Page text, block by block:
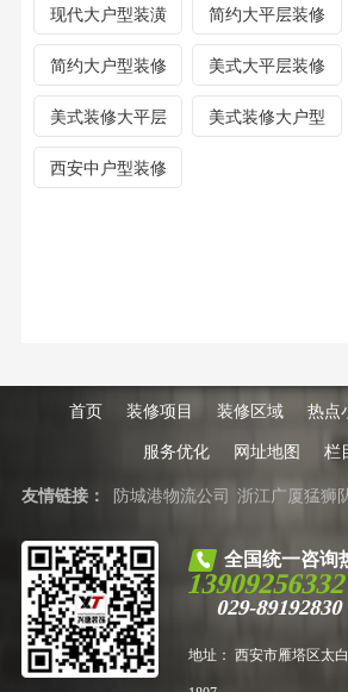
现代大户型装潢 简约大平层装修
简约大户型装修 美式大平层装修
美式装修大平层 美式装修大户型
西安中户型装修
首页 装修项目 装修区域 热点
服务优化 网址地图 栏
友情链接： 防城港物流公司 浙江广厦猛狮
全国统一咨询
13909256332
029-89192830
地址： 西安市雁塔区太